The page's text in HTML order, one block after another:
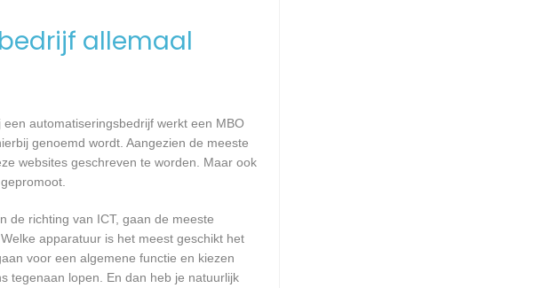
allemaal
automatiseringsbedrijf werkt een MBO
genoemd wordt. Aangezien de meeste
websites geschreven te worden. Maar ook
de richting van ICT, gaan de meeste
apparatuur is het meest geschikt het
voor een algemene functie en kiezen
tegenaan lopen. En dan heb je natuurlijk